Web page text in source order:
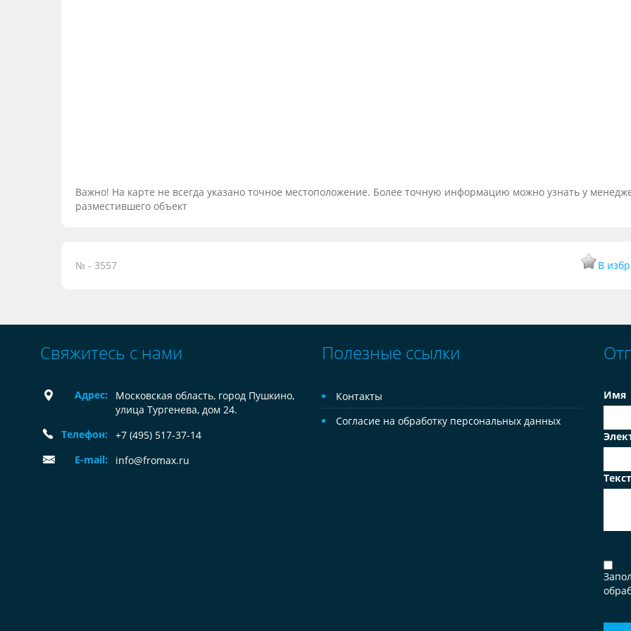
Важно! На карте не всегда указано точное местоположение. Более точную информацию можно узнать у
разместившего объект
№ - 3557 В
Свяжитесь с нами
Адрес:
Московская область, город Пушкино,
улица Тургенева, дом 24.
Телефон:
+7 (495) 517-37-14
E-mail:
info@fromax.ru
Полезные ссылки
Контакты
Согласие на обработку персональных данных
Имя
Текст